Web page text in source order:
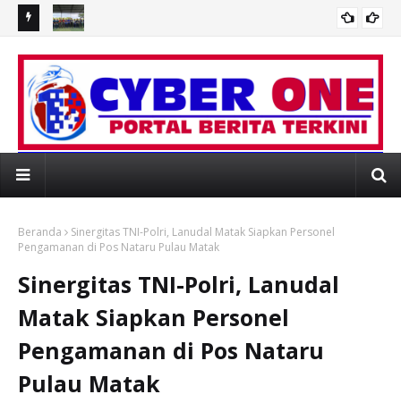
Emas
PERLOMBAAN/ PERTANDINGAN INSPIRATIF
Beranda
Sinergitas TNI-Polri, Lanudal Matak Siapkan Personel
Pengamanan di Pos Nataru Pulau Matak
Sinergitas TNI-Polri, Lanudal
Matak Siapkan Personel
Pengamanan di Pos Nataru
Pulau Matak